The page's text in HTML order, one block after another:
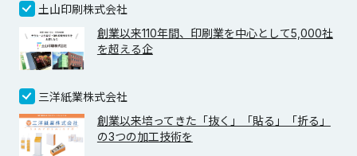
土山印刷株式会社
創業以来110年間、印刷業を中心として5,000社
を超える企
三洋紙業株式会社
創業以来培ってきた「抜く」「貼る」「折る」
の3つの加工技術を